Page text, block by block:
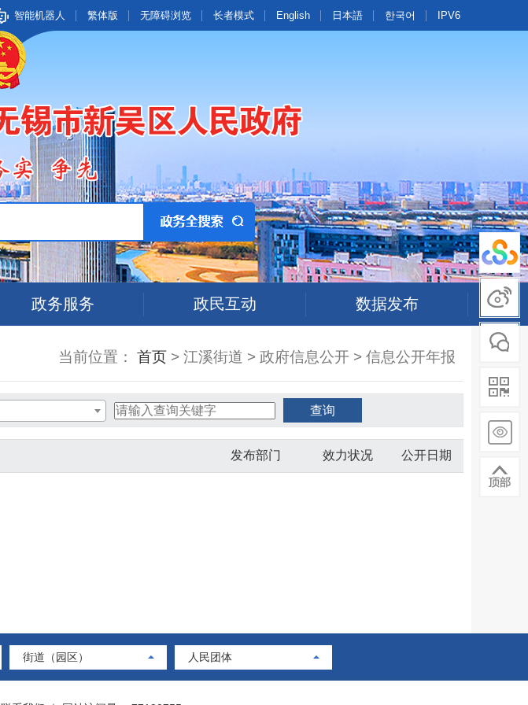
智能机器人 繁体版 无障碍浏览 长者模式 English 日本語 한국어 IPV6
政务服务 政民互动 数据发布
当前位置： 首页 > 江溪街道 > 政府信息公开 > 信息公开年报
发布部门 效力状况 公开日期
街道（园区） 人民团体